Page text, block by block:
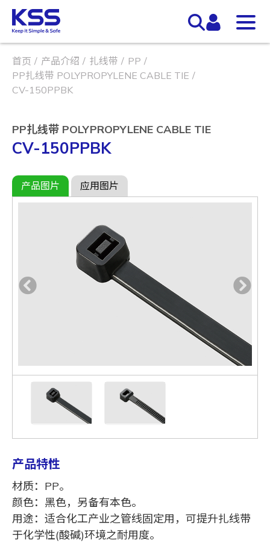
首页 产品介绍 扎线带
PP
PP扎线带 POLYPROPYLENE CABLE TIE
CV-150PPBK
PP扎线带 POLYPROPYLENE CABLE TIE
CV-150PPBK
产品图片 应用图片
产品特性
材质：PP。
颜色：黑色，另备有本色。
用途：适合化工产业之管线固定用，可提升扎线带
于化学性(酸碱)环境之耐用度。